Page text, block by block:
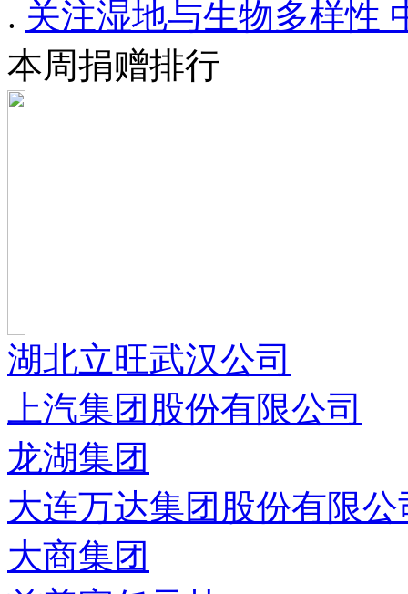
. 关注湿地与生物多样性
本周捐赠排行
湖北立旺武汉公司
上汽集团股份有限公司
龙湖集团
大连万达集团股份有限公
大商集团